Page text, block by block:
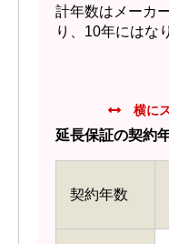
計年数はメーカ
り、10年にはな
延長保証の契約
契約年数